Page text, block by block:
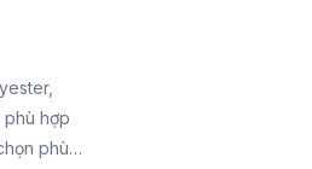
hợp
phù